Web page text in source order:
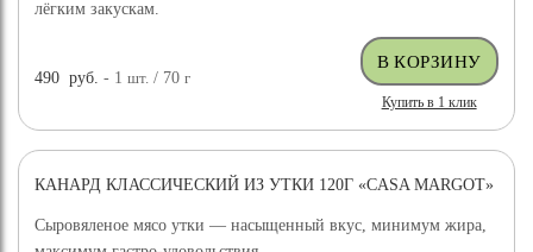
лёгким закускам.
490 руб. - 1шт. / 70г
Купить в 1 клик
КАНАРД КЛАССИЧЕСКИЙ ИЗ УТКИ 120Г «CASA MARGOT»
Сыровяленое мясо утки — насыщенный вкус, минимум жира,